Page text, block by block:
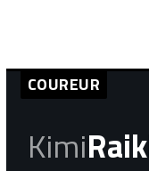
COUREUR
Kimi